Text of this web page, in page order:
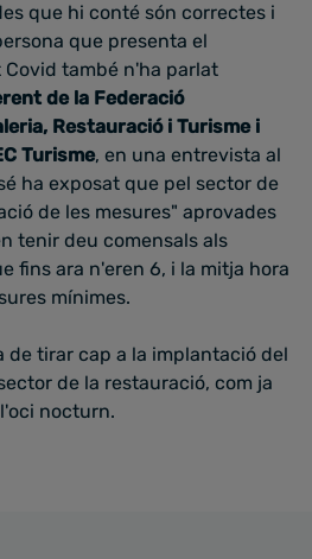
que hi conté són correctes i
que presenta el
també n'ha parlat
de la Federació
Restauració i Turisme i
Turisme, en una entrevista al
ha exposat que pel sector de
de les mesures" aprovades
tenir deu comensals als
fins ara n'eren 6, i la mitja hora
mínimes.
de tirar cap a la implantació del
de la restauració, com ja
nocturn.